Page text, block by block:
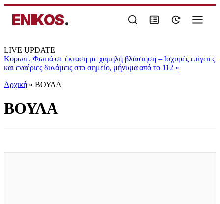
ENIKOS.
LIVE UPDATE
Κορωπί: Φωτιά σε έκταση με χαμηλή βλάστηση – Ισχυρές επίγειες
και εναέριες δυνάμεις στο σημείο, μήνυμα από το 112 »
Αρχική » ΒΟΥΛΑ
ΒΟΥΛΑ